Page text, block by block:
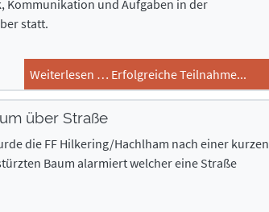
Kommunikation und Aufgaben in der
statt.
Weiterlesen … Erfolgreiche Teilnahme...
über Straße
die FF Hilkering/Hachlham nach einer kurzen
Baum alarmiert welcher eine Straße